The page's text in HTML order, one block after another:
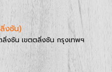
งชัน)
งชัน เขตตลิ่งชัน กรุงเทพฯ